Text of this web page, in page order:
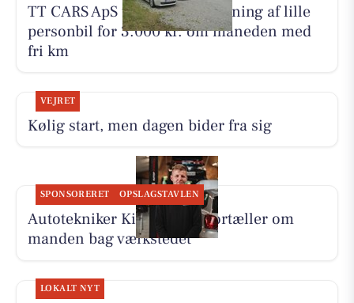
TT CARS ApS tilbyder biludlejning af lille
personbil for 3.000 kr. om måneden med
fri km
VEJRET
Kølig start, men dagen bider fra sig
SPONSORERET OPSLAGSTAVLEN
Autotekniker Kim Skytthe fortæller om
manden bag værkstedet
LOKALT NYT